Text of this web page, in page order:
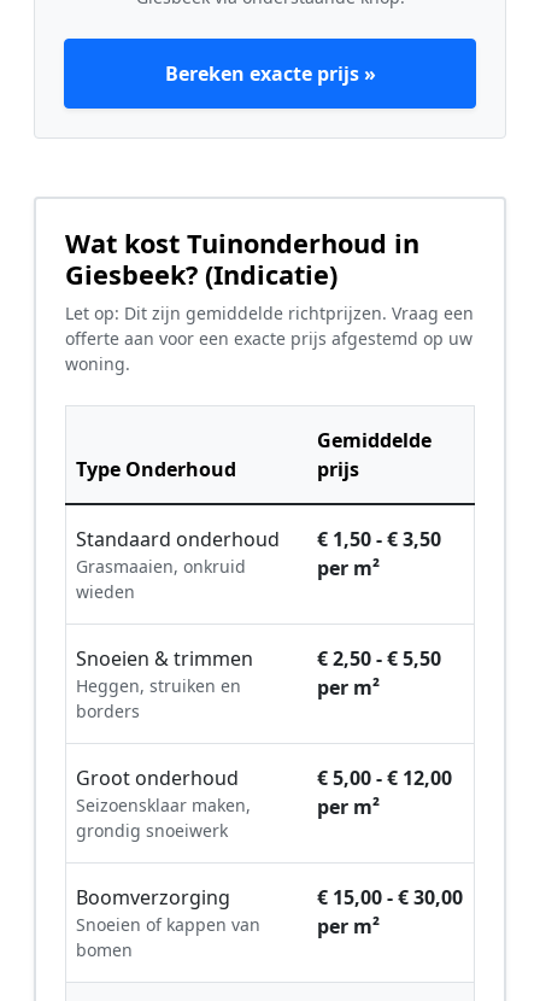
Bereken exacte prijs »
Wat kost Tuinonderhoud in
Giesbeek? (Indicatie)
Let op: Dit zijn gemiddelde richtprijzen. Vraag een
offerte aan voor een exacte prijs afgestemd op uw
woning.
Type Onderhoud
Gemiddelde
prijs
Standaard onderhoud
Grasmaaien, onkruid
wieden
€ 1,50 - € 3,50
per m²
Snoeien & trimmen
Heggen, struiken en
borders
€ 2,50 - € 5,50
per m²
Groot onderhoud
Seizoensklaar maken,
grondig snoeiwerk
€ 5,00 - € 12,00
per m²
Boomverzorging
Snoeien of kappen van
bomen
€ 15,00 - € 30,00
per m²